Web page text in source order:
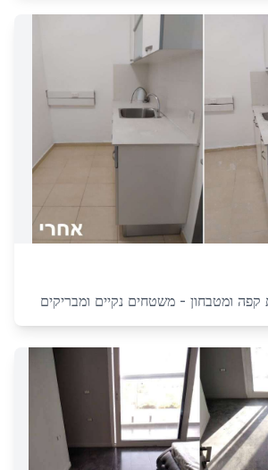
קפה ומטבחון - משטחים נקיים ומבריקים